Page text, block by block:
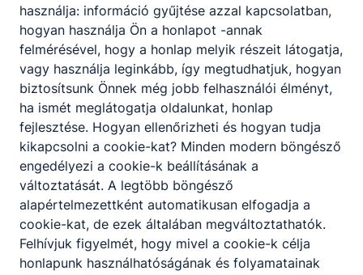
használja: információ gyűjtése azzal kapcsolatban,
hogyan használja Ön a honlapot -annak
felmérésével, hogy a honlap melyik részeit látogatja,
vagy használja leginkább, így megtudhatjuk, hogyan
biztosítsunk Önnek még jobb felhasználói élményt,
ha ismét meglátogatja oldalunkat, honlap
fejlesztése. Hogyan ellenőrizheti és hogyan tudja
kikapcsolni a cookie-kat? Minden modern böngésző
engedélyezi a cookie-k beállításának a
változtatását. A legtöbb böngésző
alapértelmezettként automatikusan elfogadja a
cookie-kat, de ezek általában megváltoztathatók.
Felhívjuk figyelmét, hogy mivel a cookie-k célja
honlapunk használhatóságának és folyamatainak